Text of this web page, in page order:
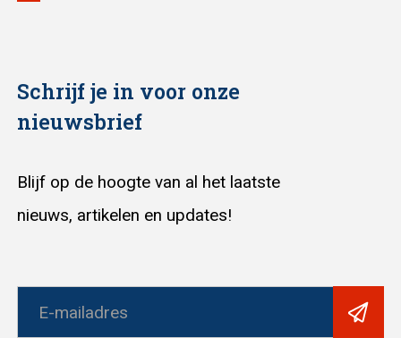
Schrijf je in voor onze
nieuwsbrief
Blijf op de hoogte van al het laatste
nieuws, artikelen en updates!